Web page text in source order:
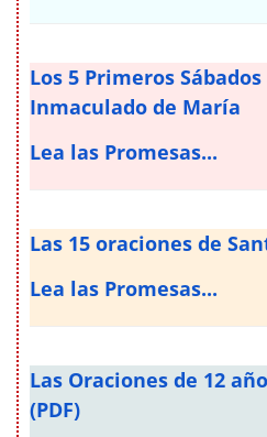
Los 5 Primeros
Inmaculado de María
Lea las Promesas...
Las 15 oraciones de
Lea las Promesas...
Las Oraciones de 12
(PDF)